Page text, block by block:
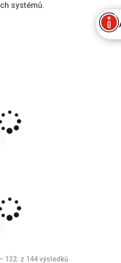
systémů.
132. z 144 výsledků